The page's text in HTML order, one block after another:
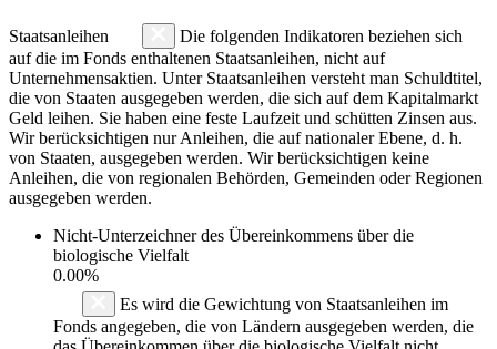
Staatsanleihen
Die folgenden Indikatoren beziehen sich
auf die im Fonds enthaltenen Staatsanleihen, nicht auf
Unternehmensaktien. Unter Staatsanleihen versteht man Schuldtitel,
die von Staaten ausgegeben werden, die sich auf dem Kapitalmarkt
Geld leihen. Sie haben eine feste Laufzeit und schütten Zinsen aus.
Wir berücksichtigen nur Anleihen, die auf nationaler Ebene, d. h.
von Staaten, ausgegeben werden. Wir berücksichtigen keine
Anleihen, die von regionalen Behörden, Gemeinden oder Regionen
ausgegeben werden.
Nicht-Unterzeichner des Übereinkommens über die
biologische Vielfalt
0.00%
Es wird die Gewichtung von Staatsanleihen im
Fonds angegeben, die von Ländern ausgegeben werden, die